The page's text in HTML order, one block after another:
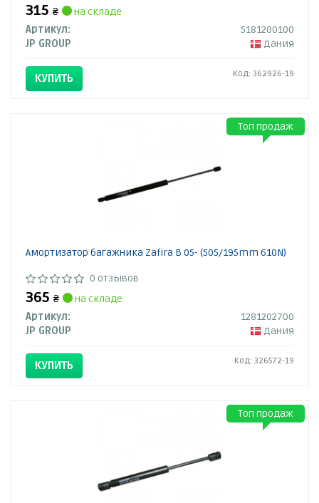
315 ₴
на складе
Артикул:
5181200100
JP GROUP
Дания
КУПИТЬ Код: 362926-19
Амортизатор багажника Zafira B 05- (505/195mm 610N)
0 отзывов
365 ₴
на складе
Артикул:
1281202700
JP GROUP
Дания
КУПИТЬ Код: 326572-19
Топ продаж
Топ продаж